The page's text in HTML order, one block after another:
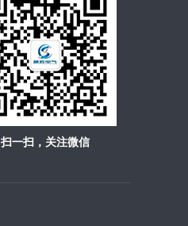
扫一扫，关注微信